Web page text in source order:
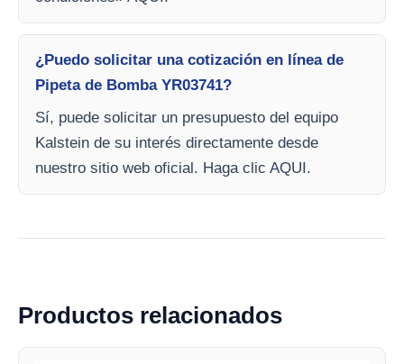
¿Puedo solicitar una cotización en línea de
Pipeta de Bomba YR03741?
Sí, puede solicitar un presupuesto del equipo
Kalstein de su interés directamente desde
nuestro sitio web oficial. Haga clic AQUI.
Productos relacionados